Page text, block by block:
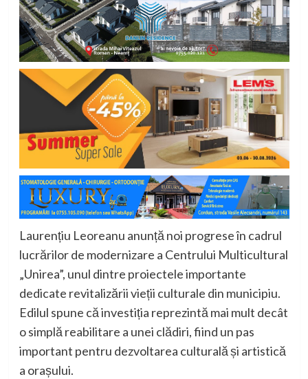
Laurențiu Leoreanu anunță noi progrese în cadrul
lucrărilor de modernizare a Centrului Multicultural
„Unirea”, unul dintre proiectele importante
dedicate revitalizării vieții culturale din municipiu.
Edilul spune că investiția reprezintă mai mult decât
o simplă reabilitare a unei clădiri, fiind un pas
important pentru dezvoltarea culturală și artistică
a orașului.